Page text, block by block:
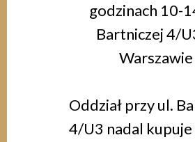
godzinach 10-
Bartniczej 4/
Warszawie
Oddział przy ul.
4/U3 nadal